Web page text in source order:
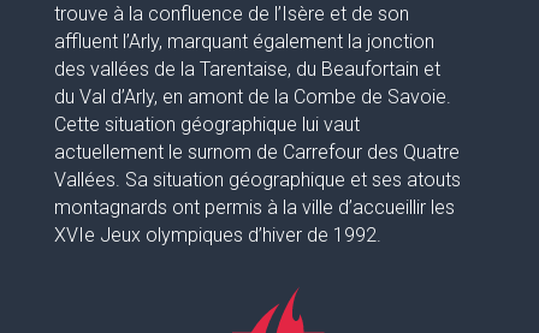
trouve à la confluence de l’Isère et de son
affluent l’Arly, marquant également la jonction
des vallées de la Tarentaise, du Beaufortain et
du Val d’Arly, en amont de la Combe de Savoie.
Cette situation géographique lui vaut
actuellement le surnom de Carrefour des Quatre
Vallées. Sa situation géographique et ses atouts
montagnards ont permis à la ville d’accueillir les
XVIe Jeux olympiques d’hiver de 1992.